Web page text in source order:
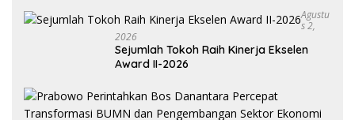
Agustu
S 2,
2026
Sejumlah Tokoh Raih Kinerja Ekselen
Award II-2026